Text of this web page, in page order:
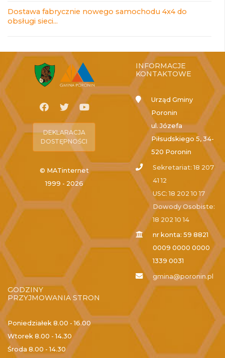
Dostawa fabrycznie nowego samochodu 4x4 do
obsługi sieci...
DEKLARACJA
DOSTĘPNOŚCI
© MATinternet
1999 - 2026
INFORMACJE
KONTAKTOWE
Urząd Gminy
Poronin
ul. Józefa
Piłsudskiego 5, 34-
520 Poronin
Sekretariat: 18 207
41 12
USC: 18 202 10 17
Dowody Osobiste:
18 202 10 14
nr konta: 59 8821
0009 0000 0000
1339 0031
gmina@poronin.pl
GODZINY
PRZYJMOWANIA STRON
Poniedziałek 8.00 - 16.00
Wtorek 8.00 - 14.30
Środa 8.00 - 14.30